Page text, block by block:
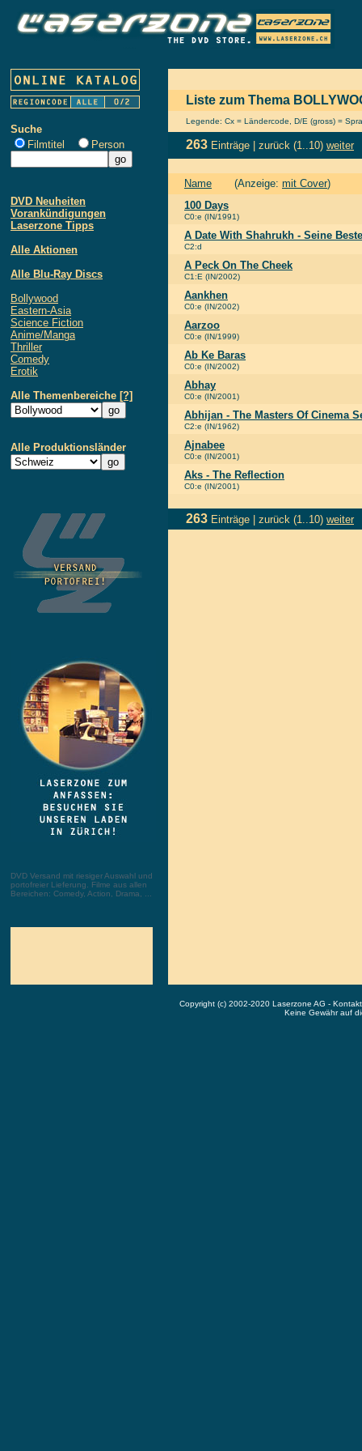
Suche
Filmtitel
Person
DVD Neuheiten
Vorankündigungen
Laserzone Tipps
Alle Aktionen
Alle Blu-Ray Discs
Bollywood
Eastern-Asia
Science Fiction
Anime/Manga
Thriller
Comedy
Erotik
Alle Themenbereiche [?]
Alle Produktionsländer
DVD Versand mit riesiger Auswahl und
portofreier Lieferung. Filme aus allen
Bereichen: Comedy, Action, Drama, ...
Liste zum Thema
Legende: Cx = Ländercode, D/E (gross) =
263 Einträge | zurück (1..10) weiter
Name (Anzeige: mit Cover)
100 Days
C0:e (IN/1991)
A Date With Shahrukh - Seine
C2:d
A Peck On The Cheek
C1:E (IN/2002)
Aankhen
C0:e (IN/2002)
Aarzoo
C0:e (IN/1999)
Ab Ke Baras
C0:e (IN/2002)
Abhay
C0:e (IN/2001)
Abhijan - The Masters Of Cinema
C2:e (IN/1962)
Ajnabee
C0:e (IN/2001)
Aks - The Reflection
C0:e (IN/2001)
263 Einträge | zurück (1..10) weiter
Copyright (c) 2002-2020 Laserzone AG -
Keine Gewähr auf